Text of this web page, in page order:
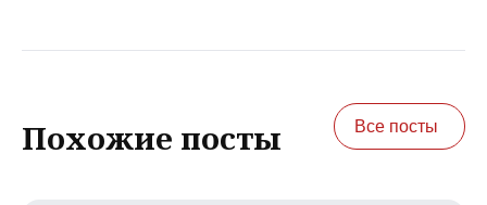
Похожие посты Все посты